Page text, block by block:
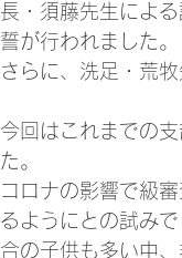
長・須藤先生によ
誓が行われました。
さらに、洗足・荒
今回はこれまでの
た。
コロナの影響で級
るようにとの試み
合の子供も多い中